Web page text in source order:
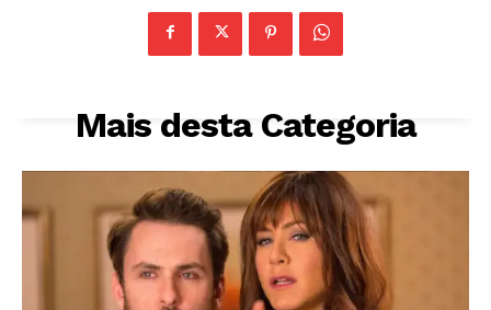
Mais desta Categoria